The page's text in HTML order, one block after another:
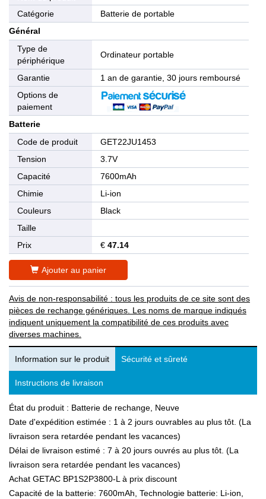
Catégorie
Batterie de portable
Général
Type de
périphérique
Ordinateur portable
Garantie
1 an de garantie, 30 jours remboursé
Options de
paiement
Batterie
Code de produit
GET22JU1453
Tension
3.7V
Capacité
7600mAh
Chimie
Li-ion
Couleurs
Black
Taille
Prix
€ 47.14
Ajouter au panier
Avis de non-responsabilité : tous les produits de ce site sont des
pièces de rechange génériques. Les noms de marque indiqués
indiquent uniquement la compatibilité de ces produits avec
diverses machines.
Information sur le produit Sécurité et sûreté
Instructions de livraison
État du produit : Batterie de rechange, Neuve
Date d'expédition estimée : 1 à 2 jours ouvrables au plus tôt. (La
livraison sera retardée pendant les vacances)
Délai de livraison estimé : 7 à 20 jours ouvrés au plus tôt. (La
livraison sera retardée pendant les vacances)
Achat GETAC BP1S2P3800-L à prix discount
Capacité de la batterie: 7600mAh, Technologie batterie: Li-ion,